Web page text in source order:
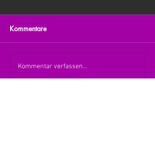
Kommentare
Kommentar verfassen...